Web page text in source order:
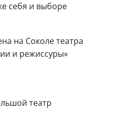
себя и выборе
на Соколе театра
и режиссуры»
театр